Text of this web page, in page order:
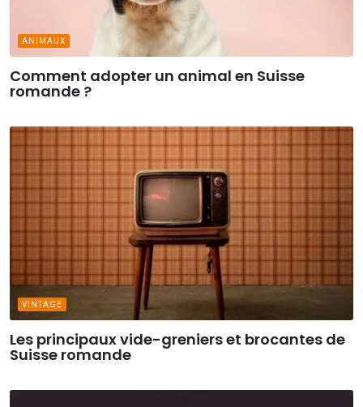
ANIMAUX
Comment adopter un animal en Suisse
romande ?
VINTAGE
Les principaux vide-greniers et brocantes de
Suisse romande